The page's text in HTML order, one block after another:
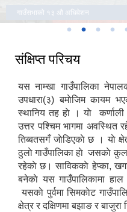
गाउँसभाको १३ औ अधिवेशन
संक्षिप्त परिचय
यस नाम्खा गाउँपालिका
उपधारा(३) बमाेजिम कायम
स्थानिय तह हाे । याे कर्णाली
उत्तर पश्चिम भागमा अवस्थित
तिब्बतसगँ जाेडिएकाे छ । याे
ठुलाे गाउँपालिका हाे जसकाे
रहेकाे छ। साविककाे हेप्का,
बनेकाे यस गाउँपालिकामा
यसकाे पुर्वमा सिमकाेट
क्षेत्र र दक्षिणमा बझाङ र